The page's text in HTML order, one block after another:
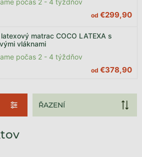
od €299,90
matrac COCO LATEXA s
vláknami
počas 2 - 4 týždňov
od €378,90